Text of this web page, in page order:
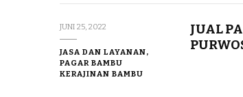
JUNI 25, 2022
JASA DAN LAYANAN,
PAGAR BAMBU
KERAJINAN BAMBU
JUAL